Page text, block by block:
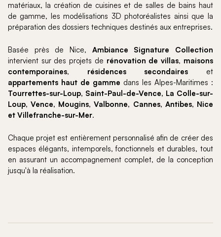
matériaux, la création de cuisines et de salles de bains haut
de gamme, les modélisations 3D photoréalistes ainsi que la
préparation des dossiers techniques destinés aux entreprises.
Basée près de Nice, Ambiance Signature Collection
intervient sur des projets de rénovation de villas, maisons
contemporaines, résidences secondaires et
appartements haut de gamme dans les Alpes-Maritimes :
Tourrettes-sur-Loup, Saint-Paul-de-Vence, La Colle-sur-
Loup, Vence, Mougins, Valbonne, Cannes, Antibes, Nice
et Villefranche-sur-Mer.
Chaque projet est entièrement personnalisé afin de créer des
espaces élégants, intemporels, fonctionnels et durables, tout
en assurant un accompagnement complet, de la conception
jusqu'à la réalisation.